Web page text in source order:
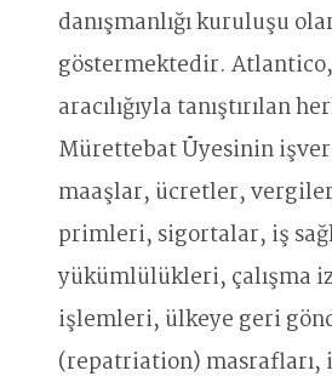
danışmanlığı kuruluşu
göstermektedir.
aracılığıyla tanıştırılan
Mürettebat Üyesinin
maaşlar, ücretler,
primleri, sigortalar, iş
yükümlülükleri, çalışma
işlemleri, ülkeye geri
(repatriation) masrafları,